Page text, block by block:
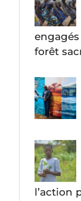
forêt
l’action